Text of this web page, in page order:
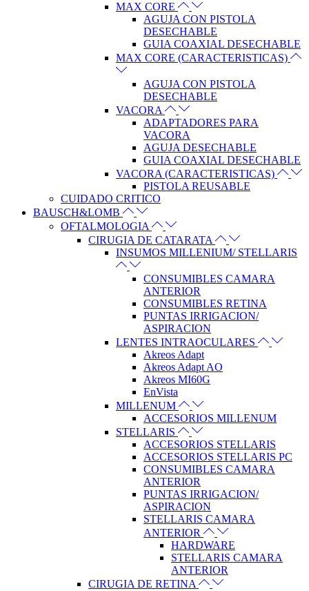
MAX CORE
AGUJA CON PISTOLA
DESECHABLE
GUIA COAXIAL DESECHABLE
MAX CORE (CARACTERISTICAS)
AGUJA CON PISTOLA
DESECHABLE
VACORA
ADAPTADORES PARA
VACORA
AGUJA DESECHABLE
GUIA COAXIAL DESECHABLE
VACORA (CARACTERISTICAS)
PISTOLA REUSABLE
CUIDADO CRITICO
BAUSCH&LOMB
OFTALMOLOGIA
CIRUGIA DE CATARATA
INSUMOS MILLENIUM/ STELLARIS
CONSUMIBLES CAMARA
ANTERIOR
CONSUMIBLES RETINA
PUNTAS IRRIGACION/
ASPIRACION
LENTES INTRAOCULARES
Akreos Adapt
Akreos Adapt AO
Akreos MI60G
EnVista
MILLENUM
ACCESORIOS MILLENUM
STELLARIS
ACCESORIOS STELLARIS
ACCESORIOS STELLARIS PC
CONSUMIBLES CAMARA
ANTERIOR
PUNTAS IRRIGACION/
ASPIRACION
STELLARIS CAMARA
ANTERIOR
HARDWARE
STELLARIS CAMARA
ANTERIOR
CIRUGIA DE RETINA